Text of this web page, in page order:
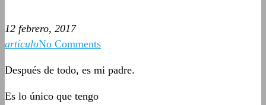
12 febrero, 2017
artículoNo Comments
Después de todo, es mi padre.
Es lo único que tengo